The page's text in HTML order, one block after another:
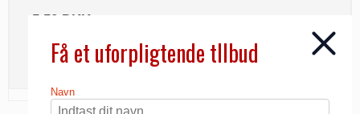
5,50 DKK
INFO
Få et uforpligtende tllbud
Navn